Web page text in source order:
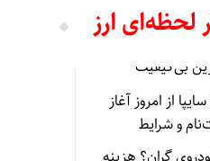
لحظه‌ای ارز
بی‌کیفیت
فروش کوییک S سایپا از امروز آغاز
و شرایط